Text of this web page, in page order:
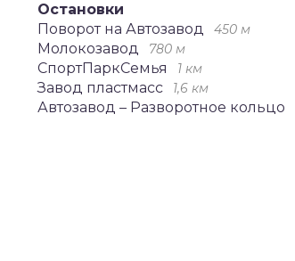
Остановки
Поворот на Автозавод
450 м
Молокозавод 780 м
СпортПаркСемья 1 км
Завод пластмасс 1,6 км
Автозавод – Разворотное кольцо